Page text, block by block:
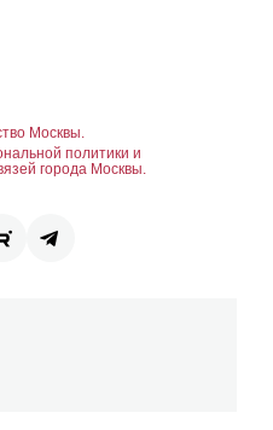
Москвы.
политики и
города Москвы.